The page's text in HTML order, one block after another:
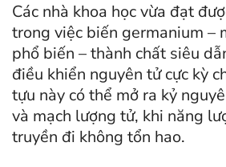
Các nhà khoa học vừa đạt
trong việc biến germanium –
phổ biến – thành chất siêu
điều khiển nguyên tử cực kỳ
tựu này có thể mở ra kỷ
và mạch lượng tử, khi năng
truyền đi không tổn hao.